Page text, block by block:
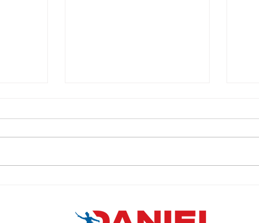
e defende retomada direitos dos